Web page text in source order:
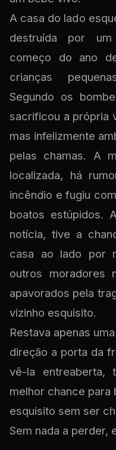
A casa do lado
destruída por
começo do ano
crianças
Segundo os
sacrificou a própria
mas infelizmente
pelas chamas. A
localizada, há
incêndio e fugiu
boatos estúpidos.
notícia, tive a
casa ao lado por
outros moradores
apavorados pela
vizinho esquisito.
Restava apenas
direção a porta da
vê-la entreaberta,
melhor chance para
esquisito sem ser
Sem nada a perder,